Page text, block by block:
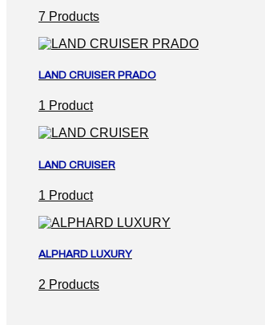
7 Products
LAND CRUISER PRADO
1 Product
LAND CRUISER
1 Product
ALPHARD LUXURY
2 Products